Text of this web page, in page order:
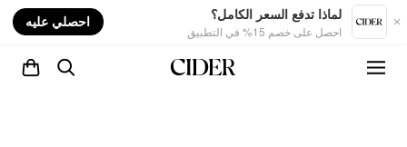
لماذا تدفع السعر الكامل؟
احصل على خصم 15% في التطبيق
احصلي عليه